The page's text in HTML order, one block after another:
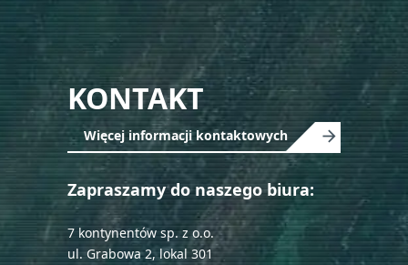
Please
leave
this
field
empty.
KONTAKT
Więcej informacji kontaktowych
Zapraszamy do naszego biura:
7 kontynentów sp. z o.o.
ul. Grabowa 2, lokal 301